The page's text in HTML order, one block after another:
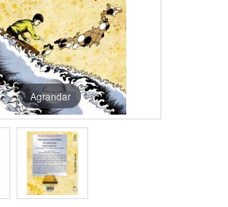
Agrandar